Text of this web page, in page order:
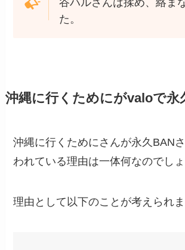
た。
沖縄に行くためにがvaloで永
沖縄に行くためにさんが永久BAN
われている理由は一体何なのでしょ
理由として以下のことが考えられま